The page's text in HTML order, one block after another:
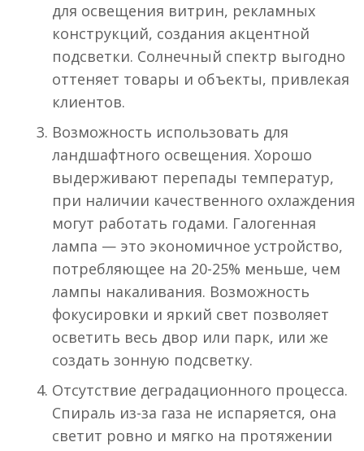
для освещения витрин, рекламных
конструкций, создания акцентной
подсветки. Солнечный спектр выгодно
оттеняет товары и объекты, привлекая
клиентов.
Возможность использовать для
ландшафтного освещения. Хорошо
выдерживают перепады температур,
при наличии качественного охлаждения
могут работать годами. Галогенная
лампа — это экономичное устройство,
потребляющее на 20-25% меньше, чем
лампы накаливания. Возможность
фокусировки и яркий свет позволяет
осветить весь двор или парк, или же
создать зонную подсветку.
Отсутствие деградационного процесса.
Спираль из-за газа не испаряется, она
светит ровно и мягко на протяжении